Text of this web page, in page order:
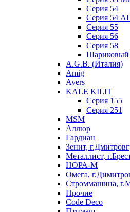
Серия 54
Серия 54
Серия 55
Серия 56
Серия 58
Шариковый
A.G.B. (Италия)
Amig
Avers
KALE KILIT
Серия 155
Серия 251
MSM
Аллюр
Гардиан
Зенит,
Металлист,
НОРА-М
Омега,
Строммашина,
Прочие
Code Deco